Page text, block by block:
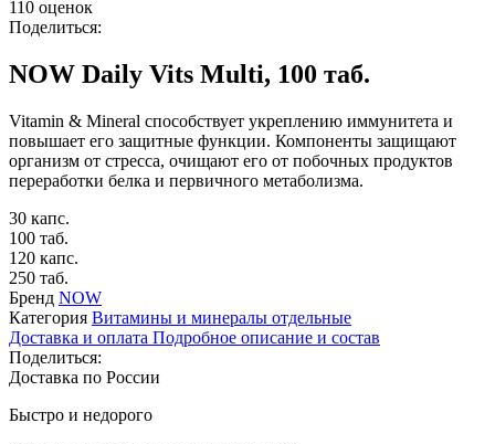
110 оценок
Поделиться:
NOW Daily Vits Multi, 100 таб.
Vitamin & Mineral способствует укреплению иммунитета и
повышает его защитные функции. Компоненты защищают
организм от стресса, очищают его от побочных продуктов
переработки белка и первичного метаболизма.
30 капс.
100 таб.
120 капс.
250 таб.
Бренд NOW
Категория Витамины и минералы отдельные
Доставка и оплата Подробное описание и состав
Поделиться:
Доставка по России
Быстро и недорого